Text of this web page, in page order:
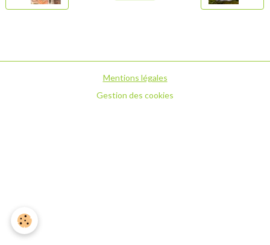
Mentions légales
Gestion des cookies